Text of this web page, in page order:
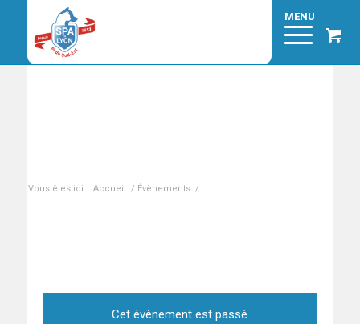
Vous êtes ici : Accueil / Évènements /
Cet évènement est passé